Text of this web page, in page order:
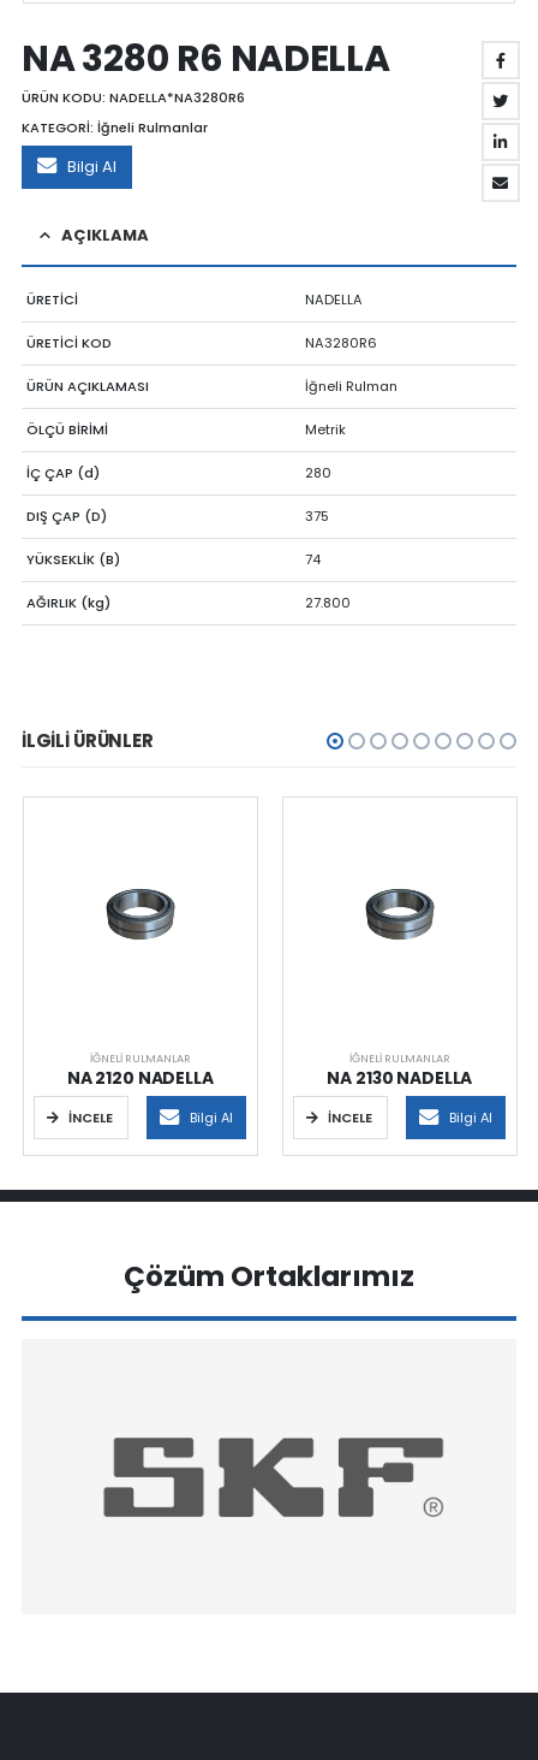
NA 3280 R6 NADELLA
ÜRÜN KODU: NADELLA*NA3280R6
KATEGORİ: İğneli Rulmanlar
Bilgi Al
AÇIKLAMA
ÜRETİCİ NADELLA
ÜRETİCİ KOD NA3280R6
ÜRÜN AÇIKLAMASI İğneli Rulman
ÖLÇÜ BİRİMİ Metrik
İÇ ÇAP (d) 280
DIŞ ÇAP (D) 375
YÜKSEKLİK (B) 74
AĞIRLIK (kg) 27.800
İLGILI ÜRÜNLER
İĞNELI RULMANLAR
NA 2120 NADELLA
İNCELE Bilgi Al
İĞNELI RULMANLAR
NA 2130 NADELLA
İNCELE Bilgi Al
Çözüm Ortaklarımız